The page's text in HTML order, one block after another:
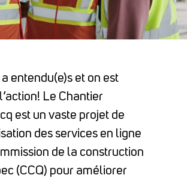
entendu(e)s et on est
Le Chantier
est un vaste projet de
des services en ligne
de la construction
(CCQ) pour améliorer